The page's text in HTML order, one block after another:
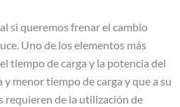
si queremos frenar el cambio
Uno de los elementos más
tiempo de carga y la potencia del
menor tiempo de carga y que a su
requieren de la utilización de